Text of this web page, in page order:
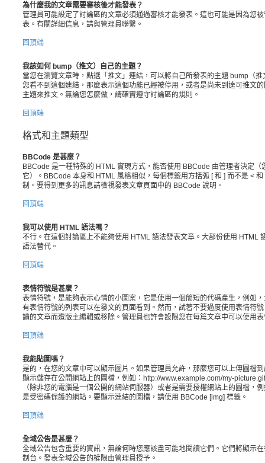
為什麼我的文章需要審核後才能發表？
管理員可能設定了討論區的文章必須通過審核才能發表。這也可能是因為您
表。有關詳細信息，請與管理員聯繫。
回頂端
我該如何 bump（推文）自己的主題？
當您在瀏覽文章時，點選「推文」連結，可以將自己所發表的主題 bump（
您看不到這個連結，那麼表示這個功能已經被停用，或者是尚未到達可推文
主題來推文。無論您怎麼做，請確實遵守討論區的規則。
回頂端
格式和主題類型
BBCode 是甚麼？
BBCode 是一種特殊的 HTML 實現方式，能否使用 BBCode 由管理者決定
它）。BBCode 本身和 HTML 風格相似，每個標籤用方括弧 [ 和 ] 而不是 <
制。要得到更多的訊息請檢視發表文章頁面中的 BBCode 說明。
回頂端
我可以使用 HTML 語法嗎？
不行。在這個討論區上不能夠使用 HTML 語法發表文章。大部份使用 HTML
語法替代。
回頂端
表情符號是甚麼？
表情符號，是能夠表示心情的小圖案，它是使用一個簡短的代碼產生，例如
有表情符號的列表可以在發文的頁面看到。然而，試著不要過度使用表情符
讀的文章而遭版主編輯或移除。管理員也許會設限您在每篇文章中可以使用
回頂端
我能貼圖嗎？
是的，在您的文章中可以顯示圖片。如果管理員允許，那麼您可以上傳圖檔
顯示儲存在公開網站上的圖檔，例如：http://www.example.com/my-
（除非您的電腦是一個公開的網站伺服器）或者是需要授權網站上的圖檔，
是受密碼保護的網站。要顯示連結的圖檔，請使用 BBCode [img] 標籤。
回頂端
全域公告是甚麼？
全域公告包含重要的資訊，無論何時您應該盡可能地閱讀它們。它們將顯示
制台。發表全域公告的權限由管理員授予。